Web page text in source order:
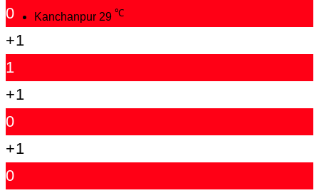
Kanchanpur 29 ℃
0
+1
1
+1
0
+1
0